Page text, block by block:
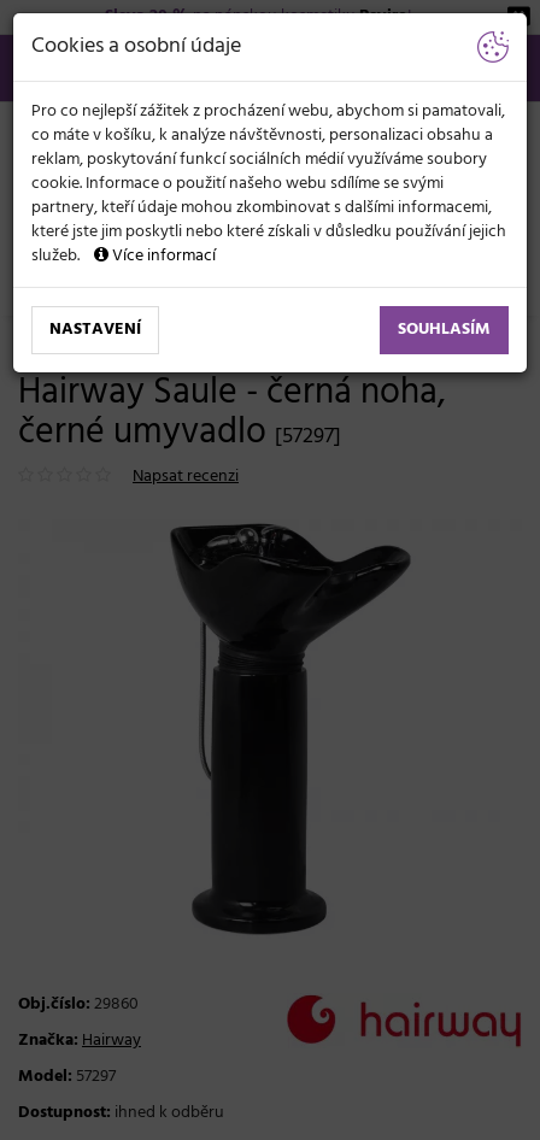
Sleva 20 %na pánskou kosmetikuBeviro!
566 440 099
info@svetkadernictvi.cz
Po−pá: 8−17
Vše o nákupu Kč
KATEGORIE
MENU
Kadeřnický nábytek Mycí boxy
Kadeřnický sloupový mycí box
Hairway Saule - černá noha,
černé umyvadlo [57297]
Napsat recenzi
Obj.číslo:29860
Značka:Hairway
Model: 57297
Dostupnost: ihned k odběru
Cookies a osobní údaje
Pro co nejlepší zážitek z procházení webu, abychom si pamatovali,
co máte v košíku, k analýze návštěvnosti, personalizaci obsahu a
reklam, poskytování funkcí sociálních médií využíváme soubory
cookie. Informace o použití našeho webu sdílíme se svými
partnery, kteří údaje mohou zkombinovat s dalšími informacemi,
které jste jim poskytli nebo které získali v důsledku používání jejich
služeb.
Více informací
NASTAVENÍ SOUHLASÍM